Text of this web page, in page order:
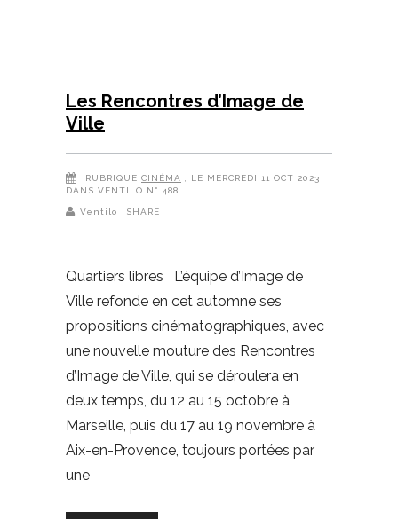
Les Rencontres d’Image de
Ville
RUBRIQUE CINÉMA
, LE MERCREDI 11 OCT 2023
DANS VENTILO N° 488
Ventilo SHARE
Quartiers libres L’équipe d’Image de
Ville refonde en cet automne ses
propositions cinématographiques, avec
une nouvelle mouture des Rencontres
d’Image de Ville, qui se déroulera en
deux temps, du 12 au 15 octobre à
Marseille, puis du 17 au 19 novembre à
Aix-en-Provence, toujours portées par
une